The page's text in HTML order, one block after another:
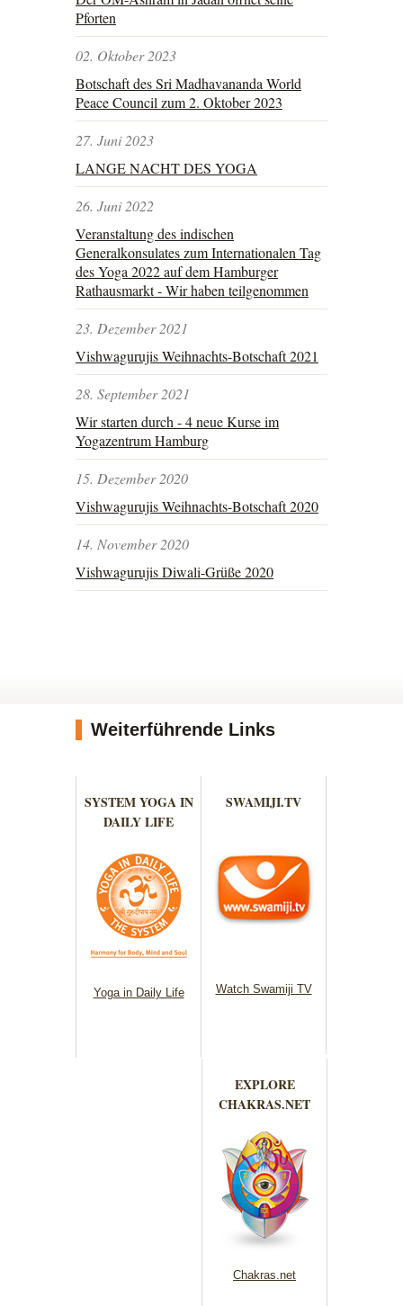
Pforten
02. Oktober 2023
Botschaft des Sri Madhavananda World
Peace Council zum 2. Oktober 2023
27. Juni 2023
LANGE NACHT DES YOGA
26. Juni 2022
Veranstaltung des indischen
Generalkonsulates zum Internationalen Tag
des Yoga 2022 auf dem Hamburger
Rathausmarkt - Wir haben teilgenommen
23. Dezember 2021
Vishwagurujis Weihnachts-Botschaft 2021
28. September 2021
Wir starten durch - 4 neue Kurse im
Yogazentrum Hamburg
15. Dezember 2020
Vishwagurujis Weihnachts-Botschaft 2020
14. November 2020
Vishwagurujis Diwali-Grüße 2020
Weiterführende Links
SYSTEM YOGA IN
DAILY LIFE
Yoga in Daily Life
SWAMIJI.TV
Watch Swamiji TV
EXPLORE
CHAKRAS.NET
Chakras.net